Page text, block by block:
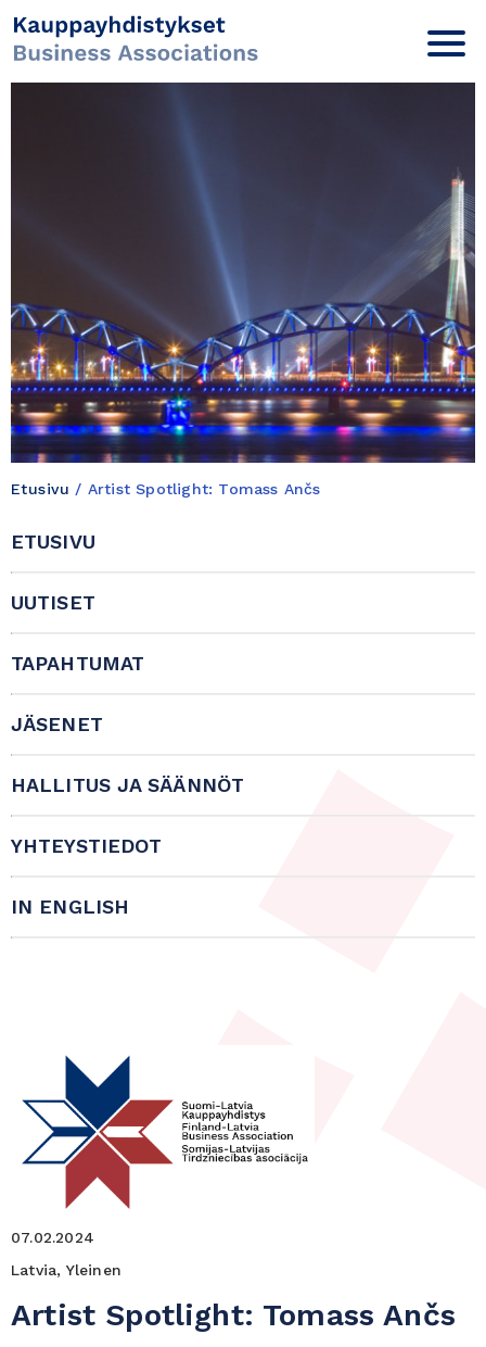
Etusivu / Artist Spotlight: Tomass Ančs
ETUSIVU
UUTISET
TAPAHTUMAT
JÄSENET
HALLITUS JA SÄÄNNÖT
YHTEYSTIEDOT
IN ENGLISH
07.02.2024
Latvia, Yleinen
Artist Spotlight: Tomass Ančs